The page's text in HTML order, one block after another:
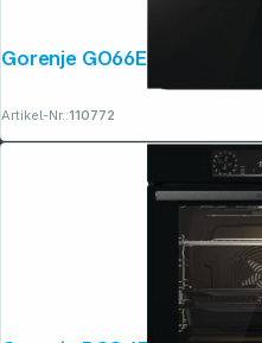
Gorenje GO66E PIZZA 350C
Artikel-Nr.:110772